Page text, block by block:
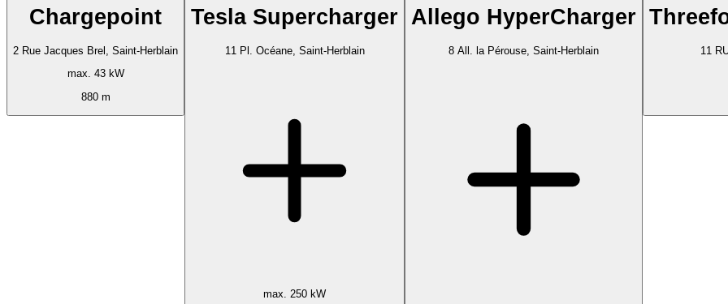
Chargepoint
2 Rue Jacques Brel, Saint-Herblain
max. 43 kW
880 m
Tesla Supercharger
11 Pl. Océane, Saint-Herblain
max. 250 kW
Allego HyperCharger
8 All. la Pérouse, Saint-Herblain
11